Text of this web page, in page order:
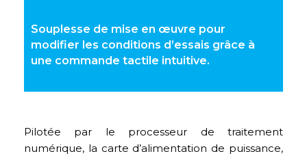
Souplesse de mise en œuvre pour
modifier les conditions d’essais grâce à
une commande tactile intuitive.
Pilotée par le processeur de traitement
numérique, la carte d’alimentation de puissance,